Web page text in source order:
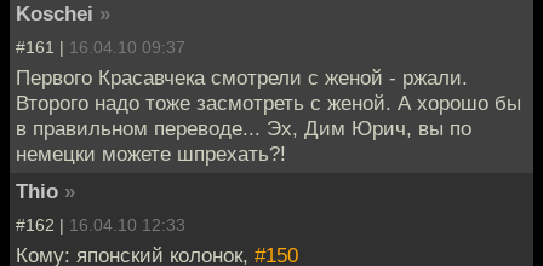
Koschei »
#161 | 16.04.10 09:37
Первого Красавчека смотрели с женой - ржали.
Второго надо тоже засмотреть с женой. А хорошо бы
в правильном переводе... Эх, Дим Юрич, вы по
немецки можете шпрехать?!
Thio »
#162 | 16.04.10 12:33
Кому: японский колонок, #150